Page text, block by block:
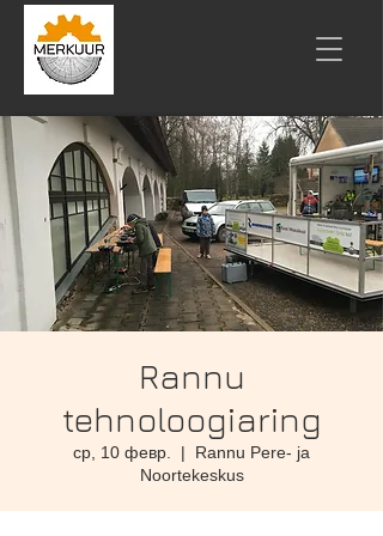
Rannu
tehnoloogiaring
ср, 10 февр.
  |
Rannu Pere- ja
Noortekeskus